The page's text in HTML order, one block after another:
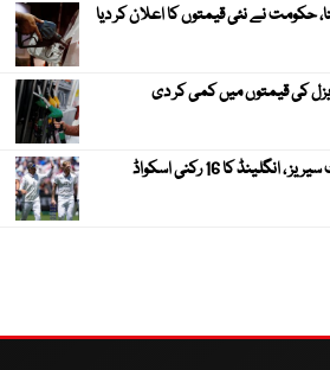
حکومت نے نئی قیمتوں کا اعلان کر دیا
کی قیمتوں میں کمی کر دی
پاکستان کیخلاف ٹیسٹ سیریز ، انگلینڈ کا 16 رکنی اسکواڈ